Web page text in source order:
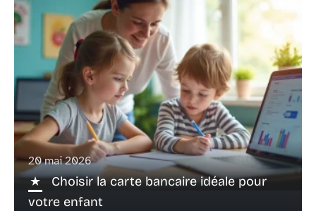
20 mai 2026
Choisir la carte bancaire idéale pour
votre enfant